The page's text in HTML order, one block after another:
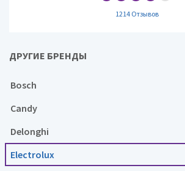
1214 Отзывов
ДРУГИЕ БРЕНДЫ
Bosch
Candy
Delonghi
Electrolux